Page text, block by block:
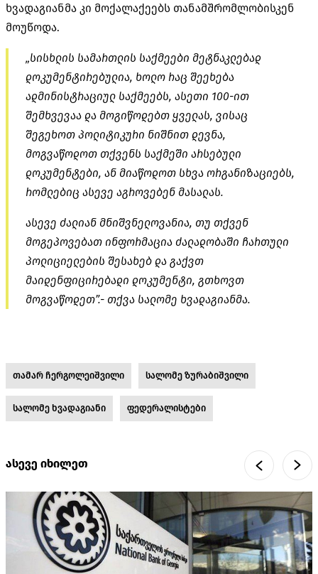
ხვადაგიანმა კი მოქალაქეებს თანამშრომლობისკენ
მოუწოდა.
„სისხლის სამართლის საქმეები მეტნაკლებად
დოკუმენტირებულია, ხოლო რაც შეეხება
ადმინისტრაციულ საქმეებს, ასეთი 100-ით
შემხვევაა და მოგიწოდებთ ყველას, ვისაც
შეგეხოთ პოლიტიკური ნიშნით დევნა,
მოგვაწოდოთ თქვენს საქმეში არსებული
დოკუმენტები, ან მიაწოდოთ სხვა ორგანიზაციებს,
რომლებიც ასევე აგროვებენ მასალას.
ასევე ძალიან მნიშვნელოვანია, თუ თქვენ
მოგეპოვებათ ინფორმაცია ძალადობაში ჩართული
პოლიციელების შესახებ და გაქვთ
მაიდენფიცირებადი დოკუმენტი, გთხოვთ
მოგვაწოდეთ”.- თქვა სალომე ხვადაგიანმა.
თამარ ჩერგოლეიშვილი სალომე ზურაბიშვილი
სალომე ხვადაგიანი ფედერალისტები
ასევე იხილეთ